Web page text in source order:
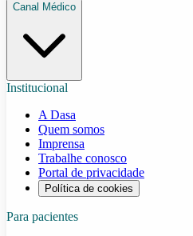
Canal Médico
Institucional
A Dasa
Quem somos
Imprensa
Trabalhe conosco
Portal de privacidade
Política de cookies
Para pacientes